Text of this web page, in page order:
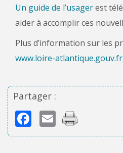
Un guide de l’usagerest
aider à accomplir ces
Plus d’information sur les
www.loire-atlantique.gouv.fr
Partager :
Facebook
Email